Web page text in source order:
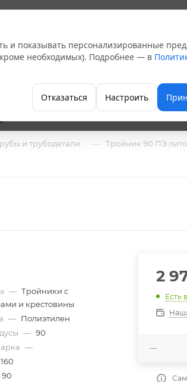
Компания Офис-склады
и трубодетали — Тройник 90 ПЭ
— Тройники с
и крестовины
— Полиэтилен
— 90
—
160
90
2
Есть
и показывать персонализированные
необходимых). Подробнее — в
Отказаться Настроить